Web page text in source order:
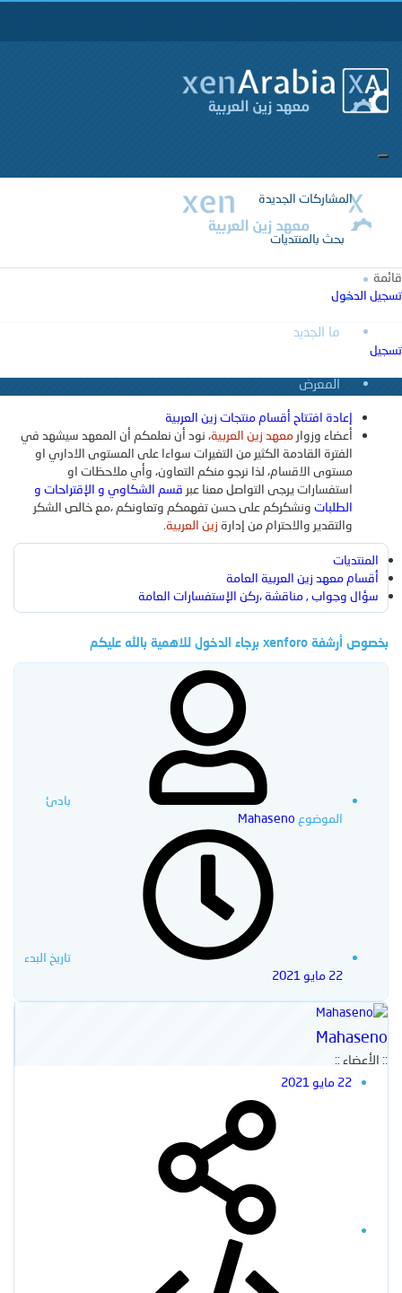
ما الجديد
الوسائط الجديدة منتجات جديدة آخر النشاطات
المعرض
جديد الوسائط التعليقات الجديدة بحث بالوسائط
المنتجات
أحدث المراجعات البحث عن المنتجات
تسجيل
الدخول
البحث
بحث
بحث متقدم…
المشاركات الجديدة
بحث بالمنتديات
قائمة
تسجيل الدخول
تسجيل
إعادة افتتاح أقسام منتجات زين العربية
أعضاء وزوار معهد زين العربية، نود أن نعلمكم أن المعهد سيشهد في
الفترة القادمة الكثير من التغيرات سواءا على المستوى الاداري او
مستوى الاقسام، لذا نرجو منكم التعاون، وأي ملاحظات او
استفسارات يرجى التواصل معنا عبر قسم الشكاوي و الإقتراحات و
الطلبات ونشكركم على حسن تفهمكم وتعاونكم ،مع خالص الشكر
والتقدير والاحترام من إدارة زين العربية
المنتديات
أقسام معهد زين العربية العامة
سؤال وجواب , مناقشة ،ركن الإستفسارات العامة
بخصوص أرشفة xenforo برجاء الدخول للاهمية بالله عليكم
بادئ
الموضوع Mahaseno
تاريخ البدء
22 مايو 2021
Mahaseno
:: الأعضاء ::
22 مايو 2021